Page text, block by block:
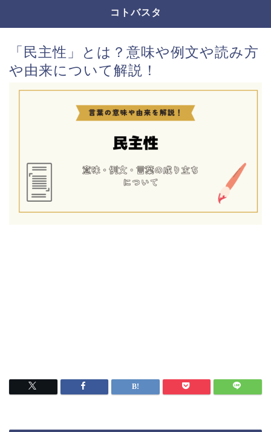
コトバスタ
「民主性」とは？意味や例文や読み方
や由来について解説！